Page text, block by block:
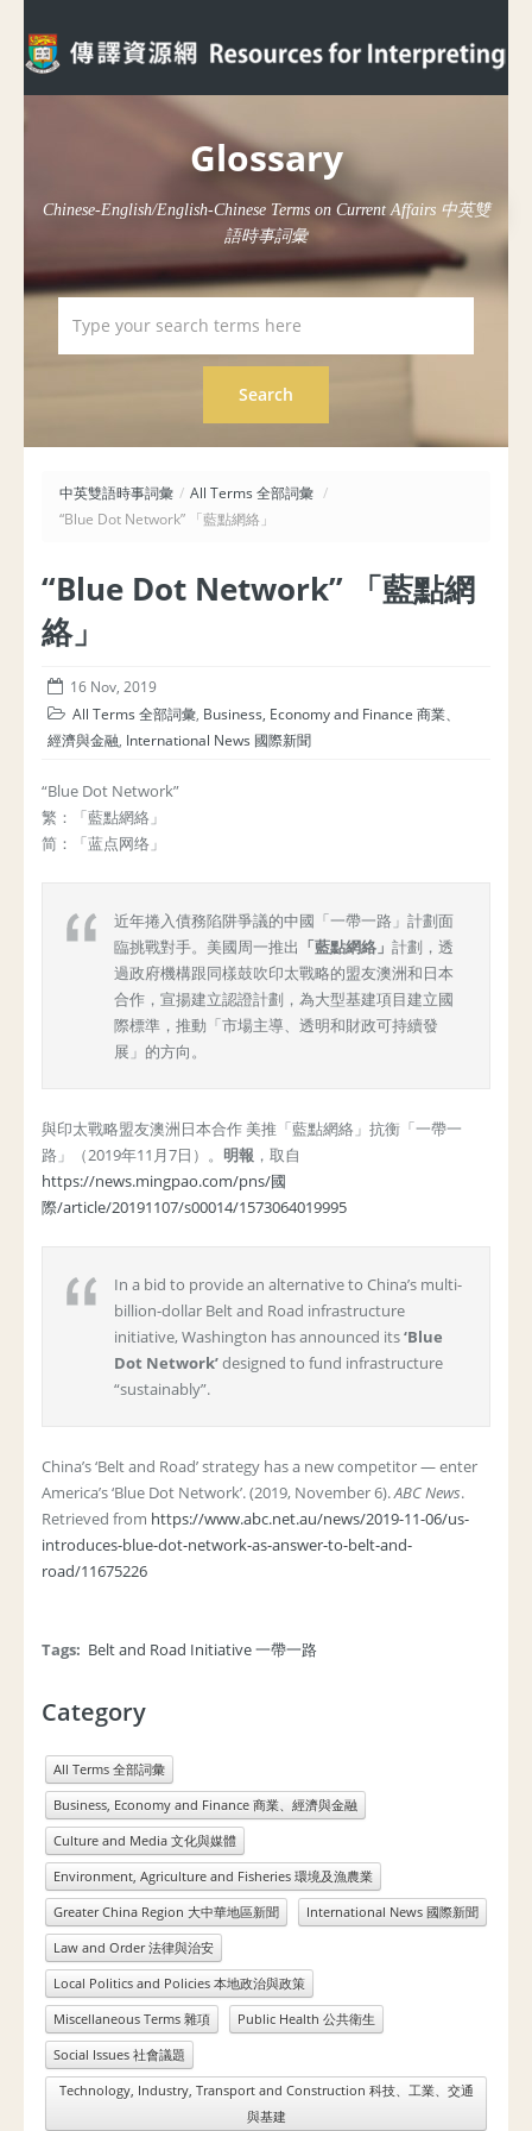
Glossary
Chinese-English/English-Chinese Terms on Current Affairs 中英雙
語時事詞彙
中英雙語時事詞彙 / All Terms 全部詞彙 /
“Blue Dot Network” 「藍點網絡」
“Blue Dot Network” 「藍點網
絡」
16 Nov, 2019
All Terms 全部詞彙, Business, Economy and Finance 商業、
經濟與金融, International News 國際新聞
“Blue Dot Network”
繁：「藍點網絡」
简：「蓝点网络」
近年捲入債務陷阱爭議的中國「一帶一路」計劃面
臨挑戰對手。美國周一推出 「藍點網絡」 計劃，透
過政府機構跟同樣鼓吹印太戰略的盟友澳洲和日本
合作，宣揚建立認證計劃，為大型基建項目建立國
際標準，推動「市場主導、透明和財政可持續發
展」的方向。
與印太戰略盟友澳洲日本合作 美推「藍點網絡」抗衡「一帶一
路」（2019年11月7日）。 明報 ，取自
https://news.mingpao.com/pns/國
際/article/20191107/s00014/1573064019995
In a bid to provide an alternative to China’s multi-
billion-dollar Belt and Road infrastructure
initiative, Washington has announced its‘Blue
Dot Network’designed to fund infrastructure
“sustainably”.
China’s ‘Belt and Road’ strategy has a new competitor — enter
America’s ‘Blue Dot Network’. (2019, November 6).ABC News.
Retrieved from https://www.abc.net.au/news/2019-11-06/us-
introduces-blue-dot-network-as-answer-to-belt-and-
road/11675226
Tags: Belt and Road Initiative 一帶一路
Category
All Terms 全部詞彙
Business, Economy and Finance 商業、經濟與金融
Culture and Media 文化與媒體
Environment, Agriculture and Fisheries 環境及漁農業
Greater China Region 大中華地區新聞
International News 國際新聞
Law and Order 法律與治安
Local Politics and Policies 本地政治與政策
Miscellaneous Terms 雜項
Public Health 公共衛生
Social Issues 社會議題
Technology, Industry, Transport and Construction 科技、工業、交通
與基建